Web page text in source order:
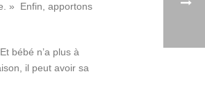
» Enfin, apportons
bébé n’a plus à
il peut avoir sa